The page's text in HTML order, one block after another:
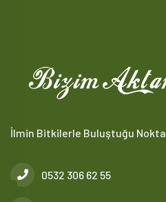
İlmin Bitkilerle Buluştuğu Nokta
0532 306 62 55